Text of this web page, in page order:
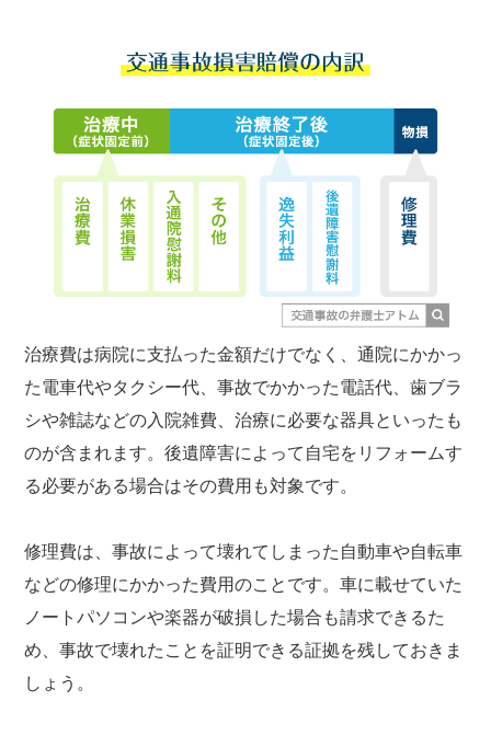
治療費は病院に支払った金額だけでなく、通院にかかっ
た電車代やタクシー代、事故でかかった電話代、歯ブラ
シや雑誌などの入院雑費、治療に必要な器具といったも
のが含まれます。後遺障害によって自宅をリフォームす
る必要がある場合はその費用も対象です。
修理費は、事故によって壊れてしまった自動車や自転車
などの修理にかかった費用のことです。車に載せていた
ノートパソコンや楽器が破損した場合も請求できるた
め、事故で壊れたことを証明できる証拠を残しておきま
しょう。